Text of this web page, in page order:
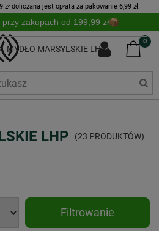
doliczana jest opłata za pakowanie 6,99 zł.
przy zakupach od 199,99 zł
0
MYDŁO MARSYLSKIE LHP
LHP (23 PRODUKTÓW)
Filtrowanie